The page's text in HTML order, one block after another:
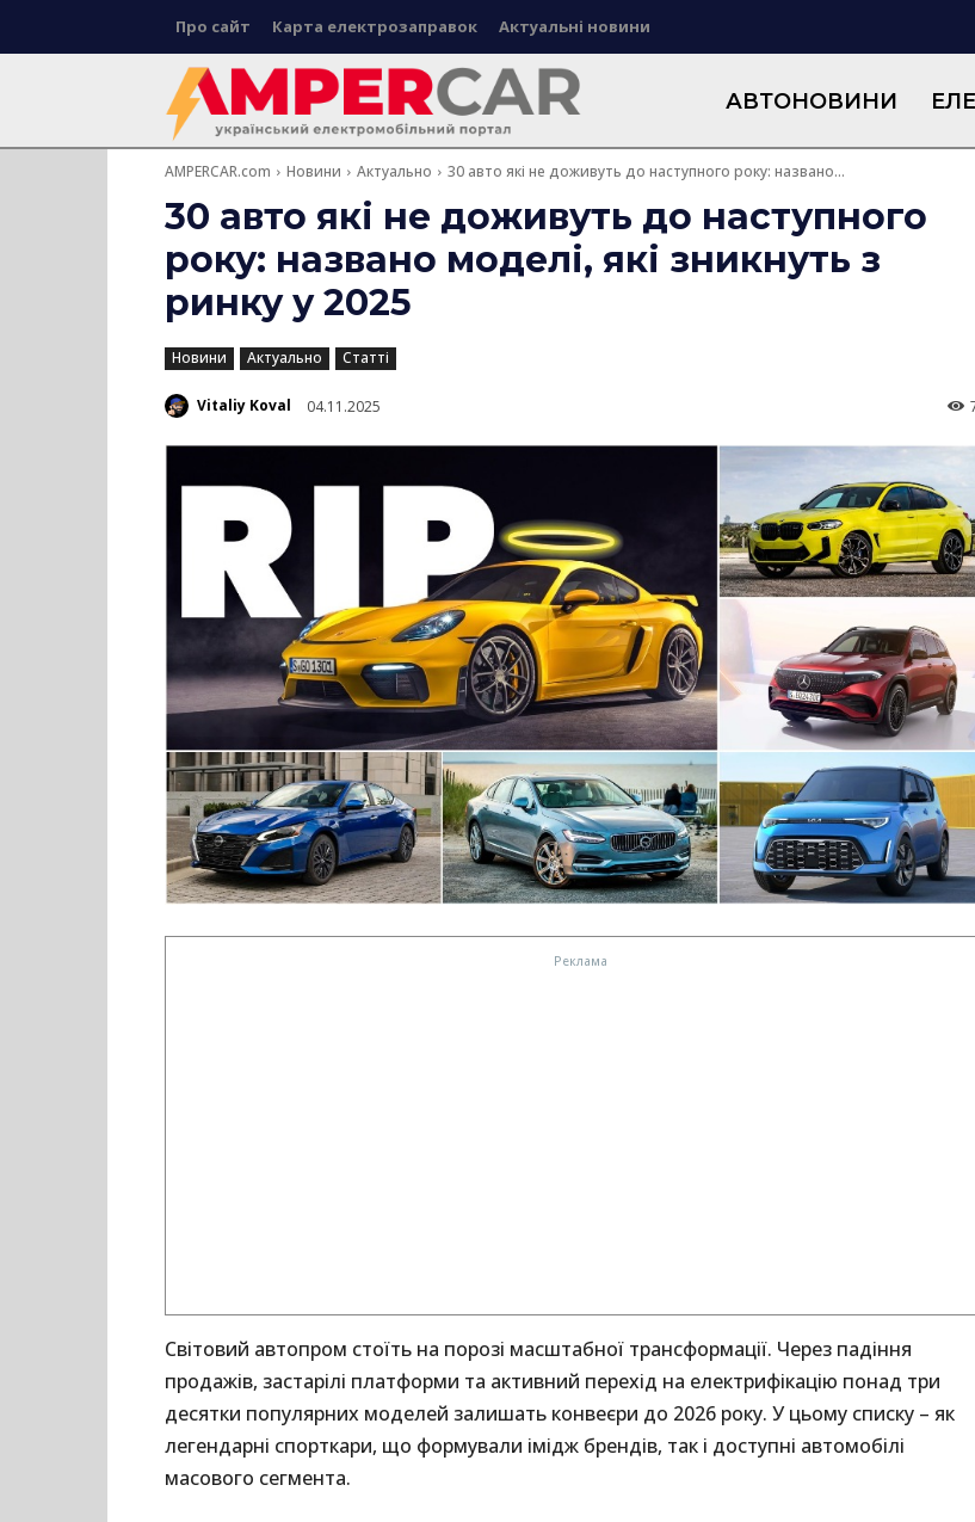
Про сайт Карта електрозаправок Актуальні новини
АВТОНОВИНИ
AMPERCAR.com Новини Актуально 30 авто які не доживуть до наступного року: названо...
30 авто які не доживуть до наступного
року: названо моделі, які зникнуть з
ринку у 2025
Новини Актуально Статті
Vitaliy Koval 04.11.2025
Світовий автопром стоїть на порозі масштабної трансформації. Через падіння
продажів, застарілі платформи та активний перехід на електрифікацію понад три
десятки популярних моделей залишать конвеєри до 2026 року. У цьому списку – як
легендарні спорткари, що формували імідж брендів, так і доступні автомобілі
масового сегмента.